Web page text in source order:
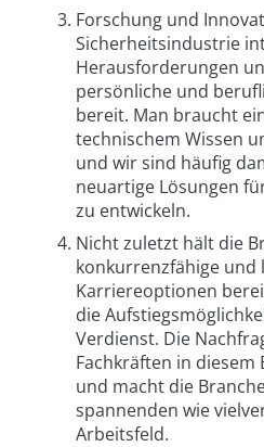
Forschung und
Sicherheitsindustrie
Herausforderungen
persönliche und
bereit. Man braucht
technischem Wissen
und wir sind häufig
neuartige Lösungen
zu entwickeln.
Nicht zuletzt hält die
konkurrenzfähige und
Karriereoptionen
die
Verdienst. Die
Fachkräften in
und macht die
spannenden wie
Arbeitsfeld.